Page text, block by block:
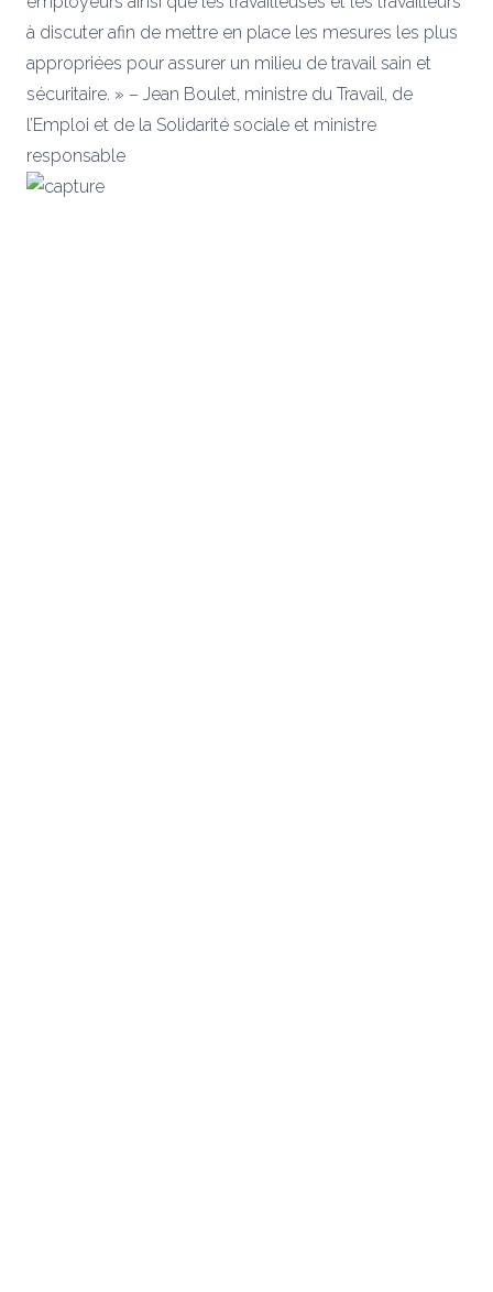
à discuter afin de mettre en place les mesures les plus
appropriées pour assurer un milieu de travail sain et
sécuritaire. » – Jean Boulet, ministre du Travail, de
l’Emploi et de la Solidarité sociale et ministre
responsable